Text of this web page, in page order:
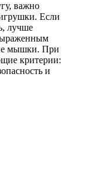
важно
Если
лучше
мышки. При
критерии:
и